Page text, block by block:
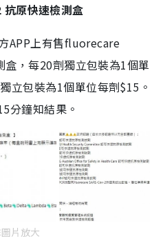
原快速檢測盒
APP上有售fluorecare
盒，每20劑獨立包裝為1個單
立包裝為1個單位每劑$15。
分鐘知結果。
片放大